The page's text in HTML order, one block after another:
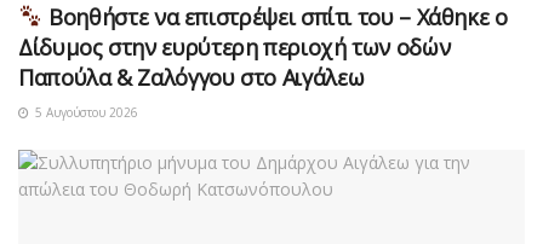
Βοηθήστε να επιστρέψει σπίτι του – Χάθηκε ο
Δίδυμος στην ευρύτερη περιοχή των οδών
Παπούλα & Ζαλόγγου στο Αιγάλεω
5 Αυγούστου 2026